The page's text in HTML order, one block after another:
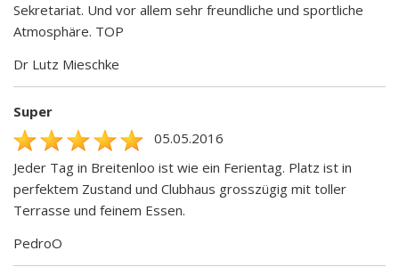
Sekretariat. Und vor allem sehr freundliche und sportliche
Atmosphäre. TOP
Dr Lutz Mieschke
Super
05.05.2016
Jeder Tag in Breitenloo ist wie ein Ferientag. Platz ist in
perfektem Zustand und Clubhaus grosszügig mit toller
Terrasse und feinem Essen.
PedroO